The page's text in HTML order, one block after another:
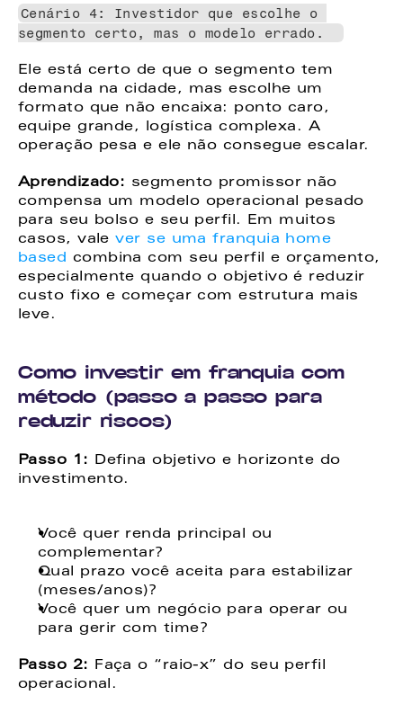
Cenário 4: Investidor que escolhe o
segmento certo, mas o modelo errado.
Ele está certo de que o segmento tem
demanda na cidade, mas escolhe um
formato que não encaixa: ponto caro,
equipe grande, logística complexa. A
operação pesa e ele não consegue escalar.
Aprendizado: segmento promissor não
compensa um modelo operacional pesado
para seu bolso e seu perfil. Em muitos
casos, vale ver se uma franquia home
based combina com seu perfil e orçamento,
especialmente quando o objetivo é reduzir
custo fixo e começar com estrutura mais
leve.
Como investir em franquia com
método (passo a passo para
reduzir riscos)
Passo 1: Defina objetivo e horizonte do
investimento.
Você quer renda principal ou
complementar?
Qual prazo você aceita para estabilizar
(meses/anos)?
Você quer um negócio para operar ou
para gerir com time?
Passo 2: Faça o “raio-x” do seu perfil
operacional.